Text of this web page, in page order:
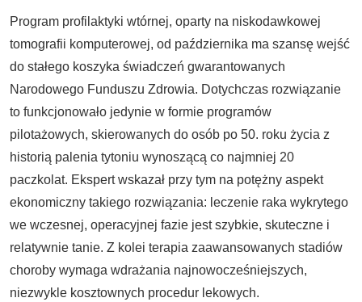
Program profilaktyki wtórnej, oparty na niskodawkowej
tomografii komputerowej, od października ma szansę wejść
do stałego koszyka świadczeń gwarantowanych
Narodowego Funduszu Zdrowia. Dotychczas rozwiązanie
to funkcjonowało jedynie w formie programów
pilotażowych, skierowanych do osób po 50. roku życia z
historią palenia tytoniu wynoszącą co najmniej 20
paczkolat. Ekspert wskazał przy tym na potężny aspekt
ekonomiczny takiego rozwiązania: leczenie raka wykrytego
we wczesnej, operacyjnej fazie jest szybkie, skuteczne i
relatywnie tanie. Z kolei terapia zaawansowanych stadiów
choroby wymaga wdrażania najnowocześniejszych,
niezwykle kosztownych procedur lekowych.